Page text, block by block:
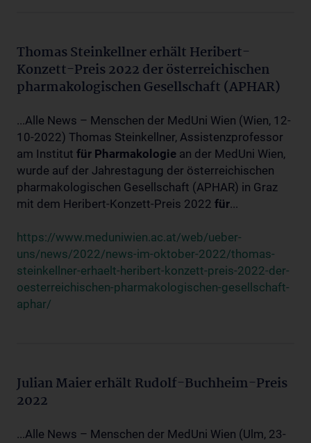
Thomas Steinkellner erhält Heribert-
Konzett-Preis 2022 der österreichischen
pharmakologischen Gesellschaft (APHAR)
...Alle News – Menschen der MedUni Wien (Wien, 12-
10-2022) Thomas Steinkellner, Assistenzprofessor
am Institut für Pharmakologie an der MedUni Wien,
wurde auf der Jahrestagung der österreichischen
pharmakologischen Gesellschaft (APHAR) in Graz
mit dem Heribert-Konzett-Preis 2022 für...
https://www.meduniwien.ac.at/web/ueber-
uns/news/2022/news-im-oktober-2022/thomas-
steinkellner-erhaelt-heribert-konzett-preis-2022-der-
oesterreichischen-pharmakologischen-gesellschaft-
aphar/
Julian Maier erhält Rudolf-Buchheim-Preis
2022
...Alle News – Menschen der MedUni Wien (Ulm, 23-